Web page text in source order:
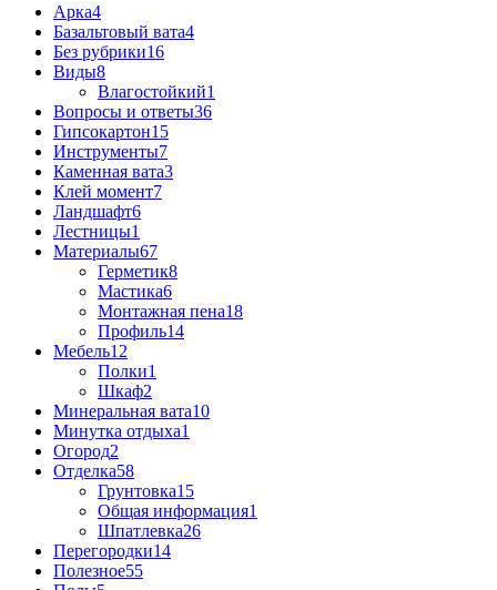
Арка4
Базальтовый вата4
Без рубрики16
Виды8
Влагостойкий1
Вопросы и ответы36
Гипсокартон15
Инструменты7
Каменная вата3
Клей момент7
Ландшафт6
Лестницы1
Материалы67
Герметик8
Мастика6
Монтажная пена18
Профиль14
Мебель12
Полки1
Шкаф2
Минеральная вата10
Минутка отдыха1
Огород2
Отделка58
Грунтовка15
Общая информация1
Шпатлевка26
Перегородки14
Полезное55